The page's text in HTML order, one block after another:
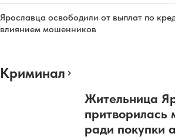
Ярославца освободили от выплат по
влиянием мошенников
Криминал
Жительница
притворилась
ради покупки